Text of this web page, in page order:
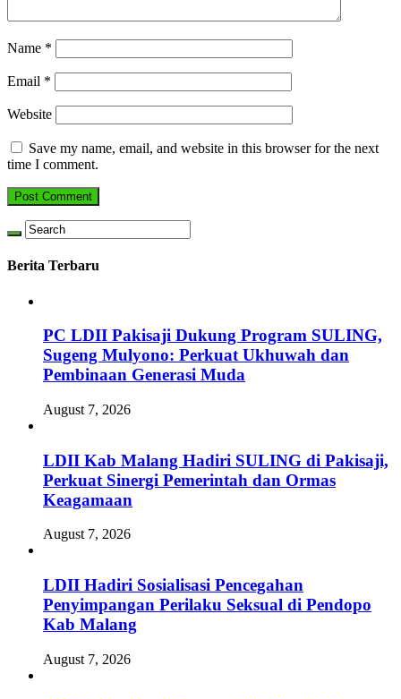
Name *
Email *
Website
Save my name, email, and website in this browser for the next
time I comment.
Berita Terbaru
PC LDII Pakisaji Dukung Program SULING,
Sugeng Mulyono: Perkuat Ukhuwah dan
Pembinaan Generasi Muda
August 7, 2026
LDII Kab Malang Hadiri SULING di Pakisaji,
Perkuat Sinergi Pemerintah dan Ormas
Keagamaan
August 7, 2026
LDII Hadiri Sosialisasi Pencegahan
Penyimpangan Perilaku Seksual di Pendopo
Kab Malang
August 7, 2026